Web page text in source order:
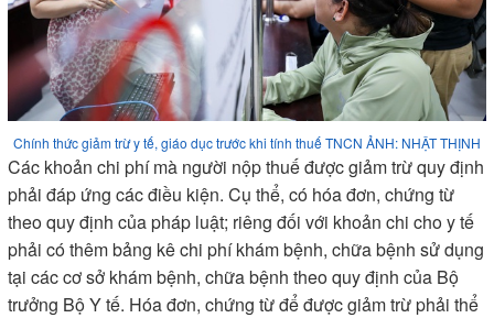
Chính thức giảm trừ y tế, giáo dục trước khi tính thuế TNCN ẢNH: NHẬT THỊNH
Các khoản chi phí mà người nộp thuế được giảm trừ quy định
phải đáp ứng các điều kiện. Cụ thể, có hóa đơn, chứng từ
theo quy định của pháp luật; riêng đối với khoản chi cho y tế
phải có thêm bảng kê chi phí khám bệnh, chữa bệnh sử dụng
tại các cơ sở khám bệnh, chữa bệnh theo quy định của Bộ
trưởng Bộ Y tế. Hóa đơn, chứng từ để được giảm trừ phải thể